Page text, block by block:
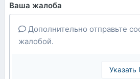
Ваша жалоба
Дополнительно отправьте
жалобой.
Указать